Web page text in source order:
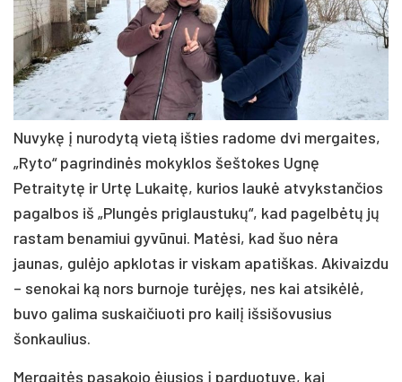
Nuvykę į nurodytą vietą išties radome dvi mergaites,
„Ryto“ pagrindinės mokyklos šeštokes Ugnę
Petraitytę ir Urtę Lukaitę, kurios laukė atvykstančios
pagalbos iš „Plungės priglaustukų“, kad pagelbėtų jų
rastam benamiui gyvūnui. Matėsi, kad šuo nėra
jaunas, gulėjo apklotas ir viskam apatiškas. Akivaizdu
– senokai ką nors burnoje turėjęs, nes kai atsikėlė,
buvo galima suskaičiuoti pro kailį išsišovusius
šonkaulius.
Mergaitės pasakojo ėjusios į parduotuvę, kai